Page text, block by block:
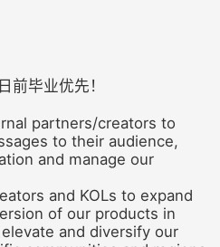
前毕业优先！
partners/creators to
to their audience,
and manage our
and KOLs to expand
of our products in
and diversify our